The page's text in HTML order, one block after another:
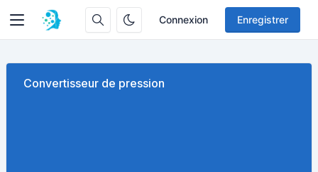
Connexion Enregistrer
Convertisseur de pression